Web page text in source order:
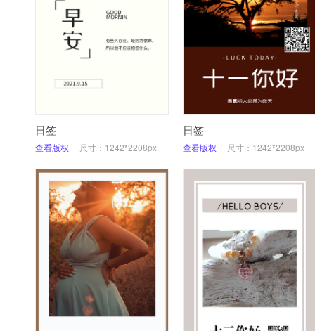
日签
查看版权 尺寸：1242*2208px
日签
查看版权 尺寸：1242*2208px